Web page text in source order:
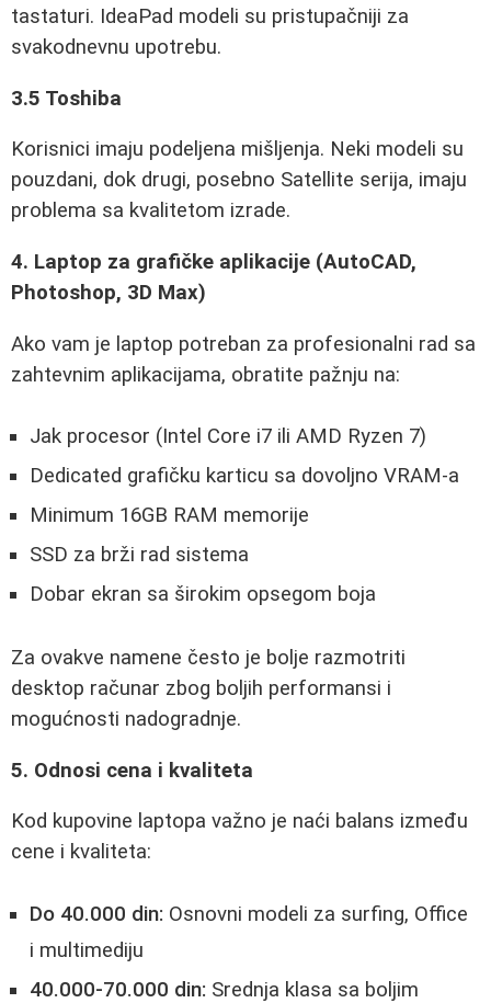
tastaturi. IdeaPad modeli su pristupačniji za
svakodnevnu upotrebu.
3.5 Toshiba
Korisnici imaju podeljena mišljenja. Neki modeli su
pouzdani, dok drugi, posebno Satellite serija, imaju
problema sa kvalitetom izrade.
4. Laptop za grafičke aplikacije (AutoCAD,
Photoshop, 3D Max)
Ako vam je laptop potreban za profesionalni rad sa
zahtevnim aplikacijama, obratite pažnju na:
Jak procesor (Intel Core i7 ili AMD Ryzen 7)
Dedicated grafičku karticu sa dovoljno VRAM-a
Minimum 16GB RAM memorije
SSD za brži rad sistema
Dobar ekran sa širokim opsegom boja
Za ovakve namene često je bolje razmotriti
desktop računar zbog boljih performansi i
mogućnosti nadogradnje.
5. Odnosi cena i kvaliteta
Kod kupovine laptopa važno je naći balans između
cene i kvaliteta:
Do 40.000 din: Osnovni modeli za surfing, Office
i multimediju
40.000-70.000 din: Srednja klasa sa boljim